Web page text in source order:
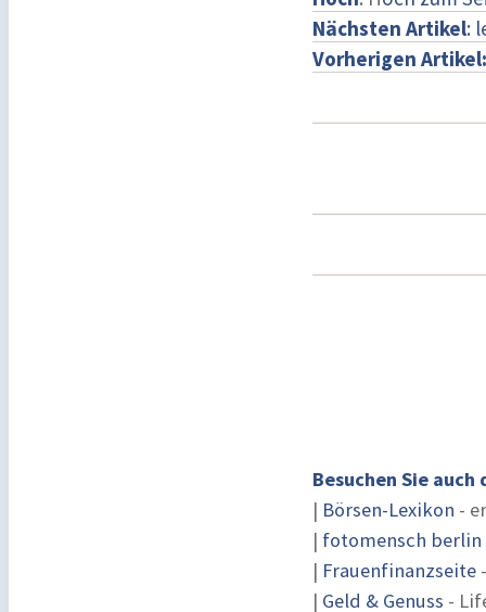
Nächsten Artikel:
Vorherigen
Besuchen Sie
| Börsen-Lexikon -
| fotomensch berlin
| Frauenfinanzseite
| Geld & Genuss -